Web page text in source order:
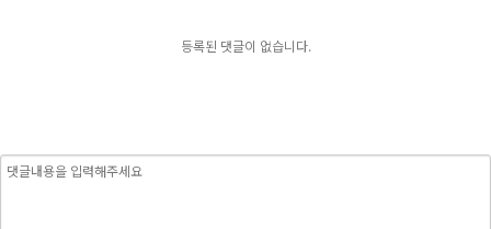
등록된 댓글이 없습니다.